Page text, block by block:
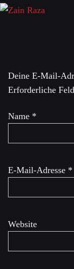
Deine E-Mail-
Erforderliche
Name *
E-Mail-Adresse *
Website